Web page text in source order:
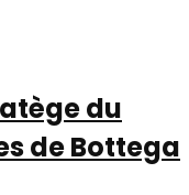
du
de Bottega